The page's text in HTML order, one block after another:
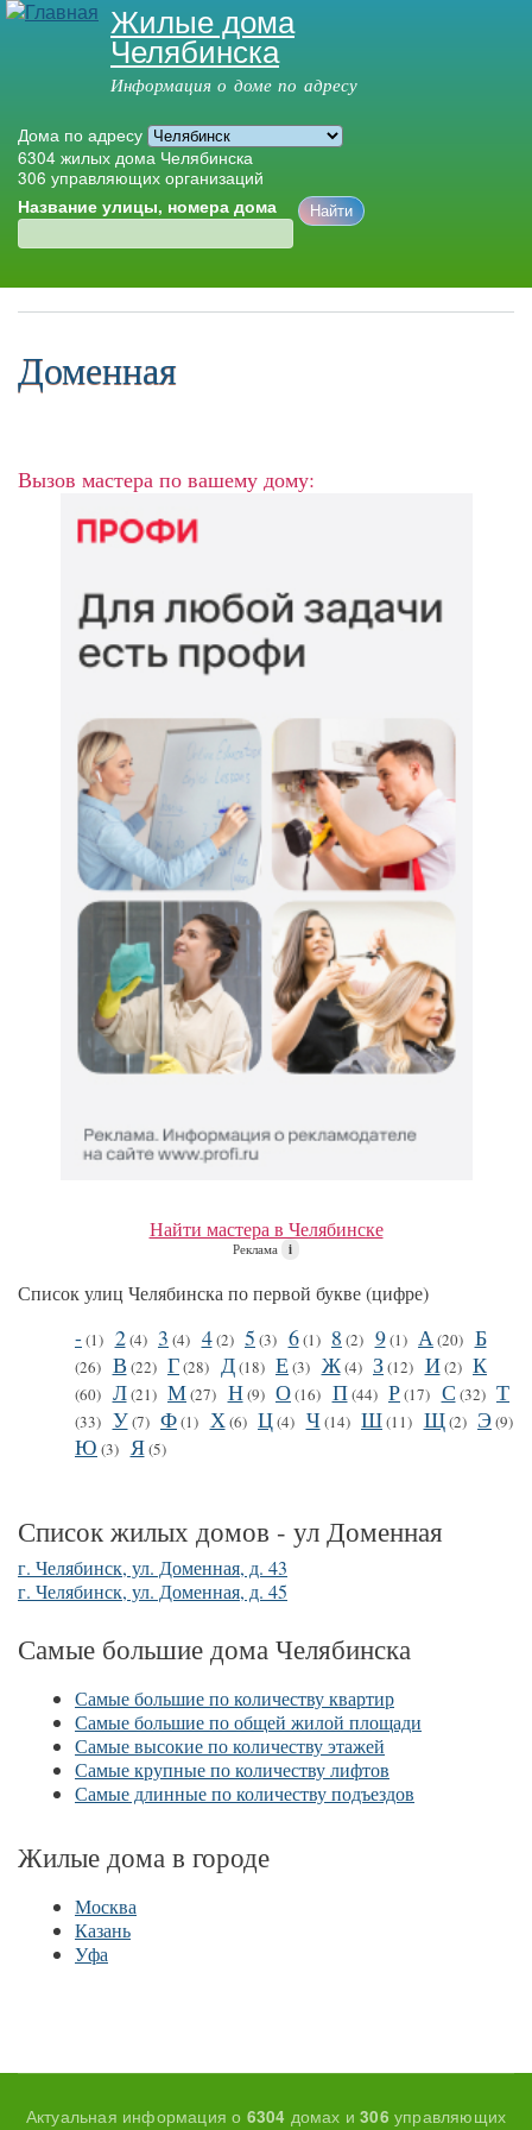
Перейти к
основному
содержанию
Жилые дома
Челябинска
Информация о доме по адресу
Дома по адресу
6304 жилых дома Челябинска
306 управляющих организаций
Название улицы, номера дома
Главное меню
Доменная
Вызов мастера по вашему дому:
Найти мастера в Челябинске
Реклама i
Список улиц Челябинска по первой букве (цифре)
-(1) 2(4) 3 (4) 4(2) 5 (3) 6(1) 8 (2) 9(1) А (20) Б
(26) В (22) Г(28) Д(18) Е (3) Ж(4) З(12) И(2) К
(60) Л(21) М(27) Н(9) О(16) П(44) Р(17) С (32) Т
(33) У(7) Ф(1) Х(6) Ц(4) Ч (14) Ш(11) Щ(2) Э(9)
Ю (3) Я(5)
Список жилых домов - ул Доменная
г. Челябинск, ул. Доменная, д. 43
г. Челябинск, ул. Доменная, д. 45
Самые большие дома Челябинска
Самые большие по количеству квартир
Самые большие по общей жилой площади
Самые высокие по количеству этажей
Самые крупные по количеству лифтов
Самые длинные по количеству подъездов
Жилые дома в городе
Москва
Казань
Уфа
Актуальная информация о 6304 домах и306управляющих